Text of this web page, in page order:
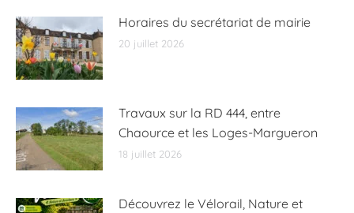
Horaires du secrétariat de mairie
20 juillet 2026
Travaux sur la RD 444, entre
Chaource et les Loges-Margueron
18 juillet 2026
Découvrez le Vélorail, Nature et